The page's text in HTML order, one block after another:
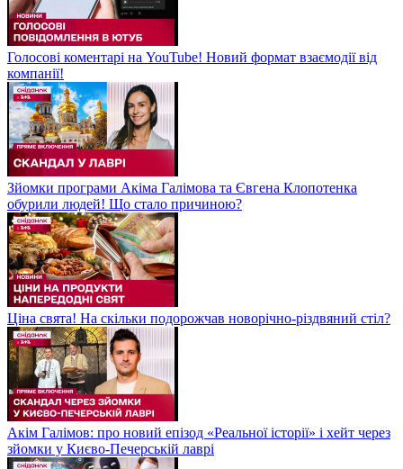
Голосові коментарі на YouTube! Новий формат взаємодії від
компанії!
Зйомки програми Акіма Галімова та Євгена Клопотенка
обурили людей! Що стало причиною?
Ціна свята! На скільки подорожчав новорічно-різдвяний стіл?
Акім Галімов: про новий епізод «Реальної історії» і хейт через
зйомки у Києво-Печерській лаврі